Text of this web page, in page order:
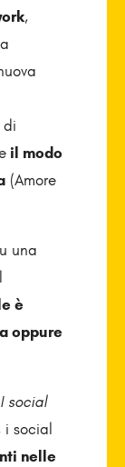
,
di
il modo
(Amore
una
è
oppure
social
i social
nelle